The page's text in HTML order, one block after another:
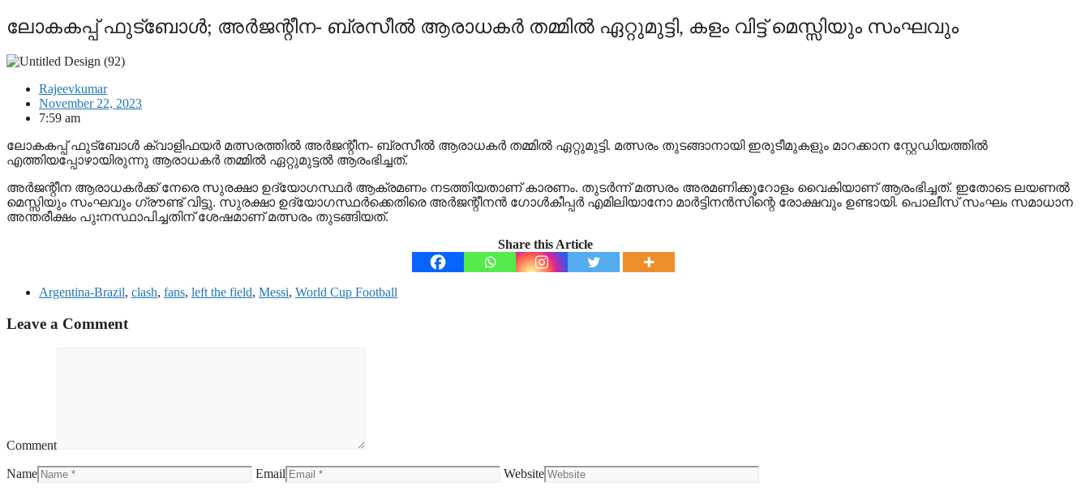
ലോകകപ്പ് ഫുട്ബോൾ; അർജന്റീന- ബ്രസീൽ ആരാധകർ തമ്മിൽ ഏറ്റുമുട്ടി, കളം വിട്ട് മെസ്സിയും സംഘവും
Rajeevkumar
November 22, 2023
7:59 am
ലോകകപ്പ് ഫുട്ബോൾ ക്വാളിഫയർ മത്സരത്തിൽ അർജന്റീന- ബ്രസീൽ ആരാധകർ തമ്മിൽ ഏറ്റുമുട്ടി. മത്സരം തുടങ്ങാനായി ഇരുടീമുകളും ​മാറക്കാന സ്റ്റേഡിയത്തിൽ
എത്തിയപ്പോഴായിരുന്നു ആരാധകർ തമ്മിൽ ഏറ്റുമുട്ടൽ ആരംഭിച്ചത്.
അർജന്റീന ആരാധകർക്ക് നേരെ സുരക്ഷാ ഉദ്യോ​ഗസ്ഥർ ആക്രമണം നടത്തിയതാണ് കാരണം. തുടർന്ന് മത്സരം അരമണിക്കൂറോളം വൈകിയാണ് ആരംഭിച്ചത്. ഇതോടെ ലയണൽ
മെസ്സിയും സംഘവും ​​ഗ്രൗണ്ട് വിട്ടു. സുരക്ഷാ ഉദ്യോ​ഗസ്ഥർക്കെതിരെ അർജന്റീനൻ ​ഗോൾകീപ്പർ എമിലിയാനോ മാർട്ടിനൻസിന്റെ രോക്ഷവും ഉണ്ടായി. പൊലീസ് സംഘം സമാധാന
അന്തരീക്ഷം പുഃനസ്ഥാപിച്ചതിന് ശേഷമാണ് മത്സരം തുടങ്ങിയത്.
Share this Article
Argentina-Brazil, clash, fans, left the field, Messi, World Cup Football
Leave a Comment
Comment
Name Email Website